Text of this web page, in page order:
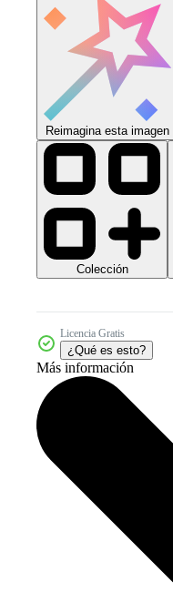
Reimagina esta imagen
Colección
Licencia Gratis
¿Qué es esto?
Más información